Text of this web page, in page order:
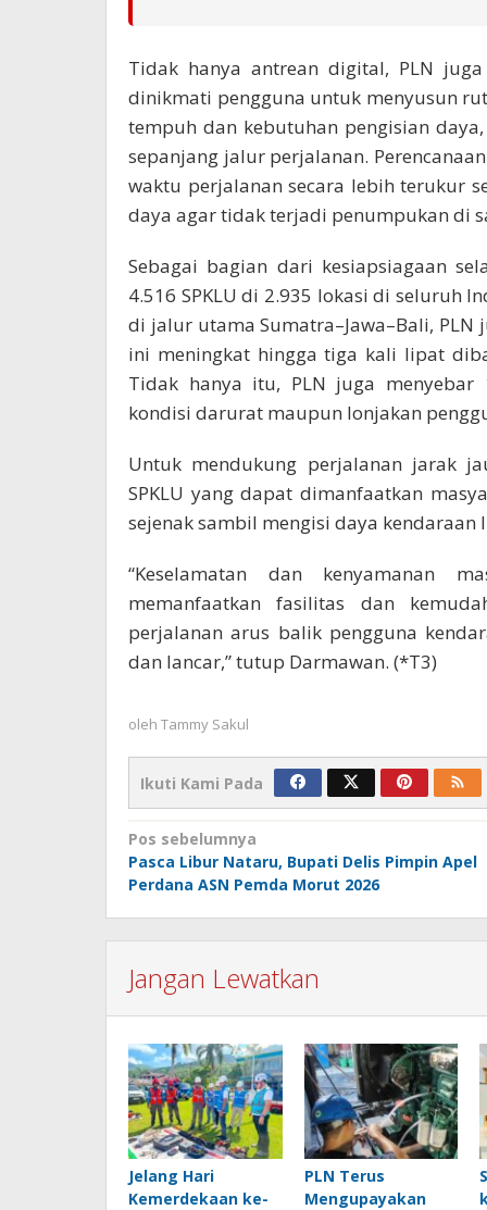
Tidak hanya antrean digital, PLN
dinikmati pengguna untuk menyusun
tempuh dan kebutuhan pengisian
sepanjang jalur perjalanan.
waktu perjalanan secara lebih terukur
daya agar tidak terjadi penumpukan di
Sebagai bagian dari kesiapsiagaan
4.516 SPKLU di 2.935 lokasi di seluruh
di jalur utama Sumatra–Jawa–Bali, PLN
ini meningkat hingga tiga kali lipat
Tidak hanya itu, PLN juga menyebar
kondisi darurat maupun lonjakan
Untuk mendukung perjalanan jarak
SPKLU yang dapat dimanfaatkan
sejenak sambil mengisi daya kendaraan
“Keselamatan dan kenyamanan
memanfaatkan fasilitas dan
perjalanan arus balik pengguna
dan lancar,” tutup Darmawan. (*T3)
oleh Tammy Sakul
Ikuti Kami Pada
Navigasi
pos
Pos sebelumnya
Pasca Libur Nataru, Bupati Delis Pimpin Apel
Perdana ASN Pemda Morut 2026
Jangan Lewatkan
Jelang Hari
Kemerdekaan ke-
PLN Terus
Mengupayakan